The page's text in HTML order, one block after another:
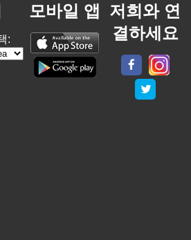
:
모바일 앱 저희와 연
결하세요